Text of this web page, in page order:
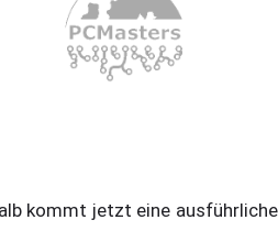
kommt jetzt eine ausführliche